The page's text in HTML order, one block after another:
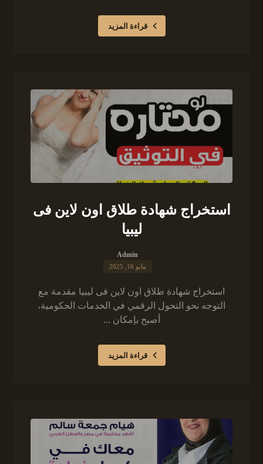
قراءة المزيد
استخراج شهادة طلاق اون لاين فى
ليبيا
Admin
مايو 16, 2025
استخراج شهادة طلاق اون لاين فى ليبيا مقدمة مع
التوجه نحو التحول الرقمي في الخدمات الحكومية،
أصبح بإمكان ...
قراءة المزيد